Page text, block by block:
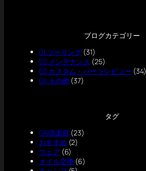
ブログカテゴリー
01 ツーリング (31)
02 メンテナンス (25)
03 カスタム・パーツレビュー (34)
04 その他(37)
タグ
GN倶楽部(23)
おすすめ (2)
ウェア (6)
オイル交換(6)